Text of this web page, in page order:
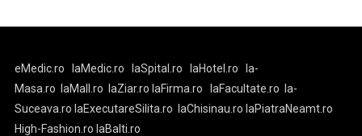
eMedic.ro laMedic.ro laSpital.ro laHotel.ro
la-
Masa.ro
laMall.ro laZiar.ro laFirma.ro laFacultate.ro
la-
Suceava.ro laExecutareSilita.ro laChisinau.ro laPiatraNeamt.ro
High-Fashion.ro laBalti.ro